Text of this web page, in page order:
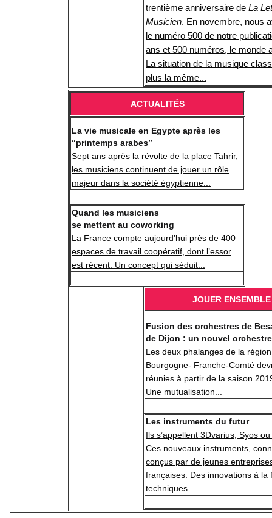
trentième anniversaire de La
Musicien. En novembre, nous
le numéro 500 de notre
ans et 500 numéros, le monde
La situation de la musique
plus la même...
ACTUALITÉS
La vie musicale en Egypte après les
“printemps arabes”
Sept ans après la révolte de la place Tahrir,
les musiciens continuent de jouer un rôle
majeur dans la société égyptienne...
Quand les musiciens
se mettent au coworking
La France compte aujourd’hui près de 400
espaces de travail coopératif, dont l’essor
est récent. Un concept qui séduit...
JOUER ENSEMBLE
Fusion des orchestres de
de Dijon : un nouvel orchestre
Les deux phalanges de la région
Bourgogne- Franche-Comté
réunies à partir de la saison
Une mutualisation...
Les instruments du futur
Ils s’appellent 3Dvarius, Syos
Ces nouveaux instruments,
conçus par de jeunes
françaises. Des innovations à la
techniques...